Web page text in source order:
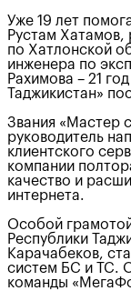
Уже 19 лет
Рустам Хатамов,
по Хатлонской
инженера по
Рахимова – 21
Таджикистан»
Звания «Мастер
руководитель
клиентского
компании
качество и
интернета.
Особой
Республики
Карачабеков,
систем БС и ТС.
команды